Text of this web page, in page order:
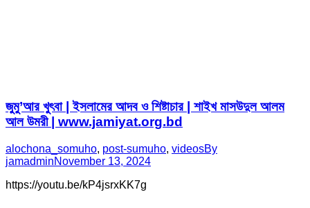
জুমু’আর খুৎবা | ইসলামের আদব ও শিষ্টাচার | শাইখ মাসউদুল আলম
আল উমরী | www.jamiyat.org.bd
alochona_somuho, post-sumuho, videosBy
jamadminNovember 13, 2024
https://youtu.be/kP4jsrxKK7g